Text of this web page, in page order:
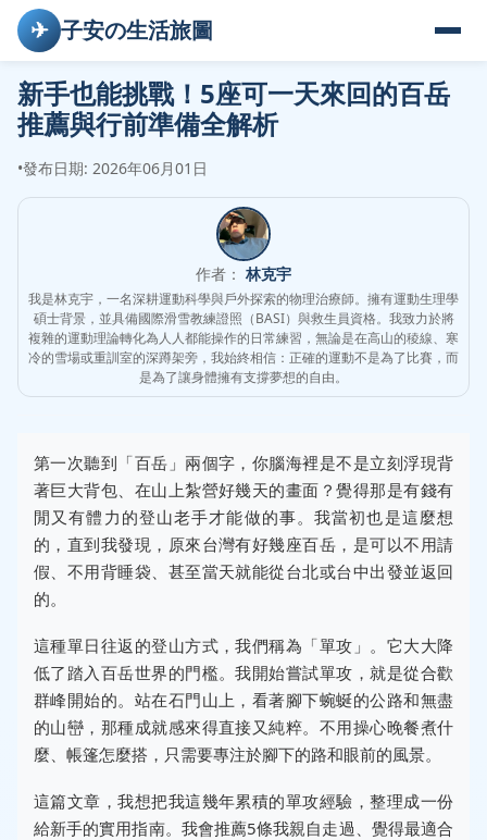
✈ 子安の生活旅圖
新手也能挑戰！5座可一天來回的百岳
推薦與行前準備全解析
•發布日期: 2026年06月01日
作者： 林克宇
我是林克宇，一名深耕運動科學與戶外探索的物理治療師。擁有運動生理學
碩士背景，並具備國際滑雪教練證照（BASI）與救生員資格。我致力於將
複雜的運動理論轉化為人人都能操作的日常練習，無論是在高山的稜線、寒
冷的雪場或重訓室的深蹲架旁，我始終相信：正確的運動不是為了比賽，而
是為了讓身體擁有支撐夢想的自由。
第一次聽到「百岳」兩個字，你腦海裡是不是立刻浮現背
著巨大背包、在山上紮營好幾天的畫面？覺得那是有錢有
閒又有體力的登山老手才能做的事。我當初也是這麼想
的，直到我發現，原來台灣有好幾座百岳，是可以不用請
假、不用背睡袋、甚至當天就能從台北或台中出發並返回
的。
這種單日往返的登山方式，我們稱為「單攻」。它大大降
低了踏入百岳世界的門檻。我開始嘗試單攻，就是從合歡
群峰開始的。站在石門山上，看著腳下蜿蜒的公路和無盡
的山巒，那種成就感來得直接又純粹。不用操心晚餐煮什
麼、帳篷怎麼搭，只需要專注於腳下的路和眼前的風景。
這篇文章，我想把我這幾年累積的單攻經驗，整理成一份
給新手的實用指南。我會推薦5條我親自走過、覺得最適合